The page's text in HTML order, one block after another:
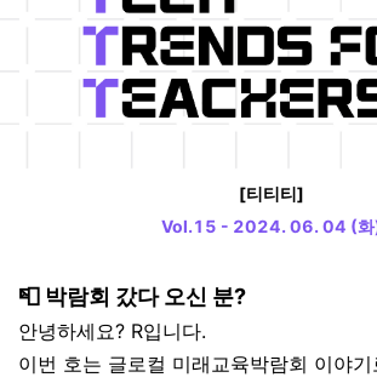
[티티티]
Vol.15 - 2024. 06. 04 (
📮 박람회 갔다 오신 분?
안녕하세요? R입니다.
이번 호는 글로컬 미래교육박람회 이야